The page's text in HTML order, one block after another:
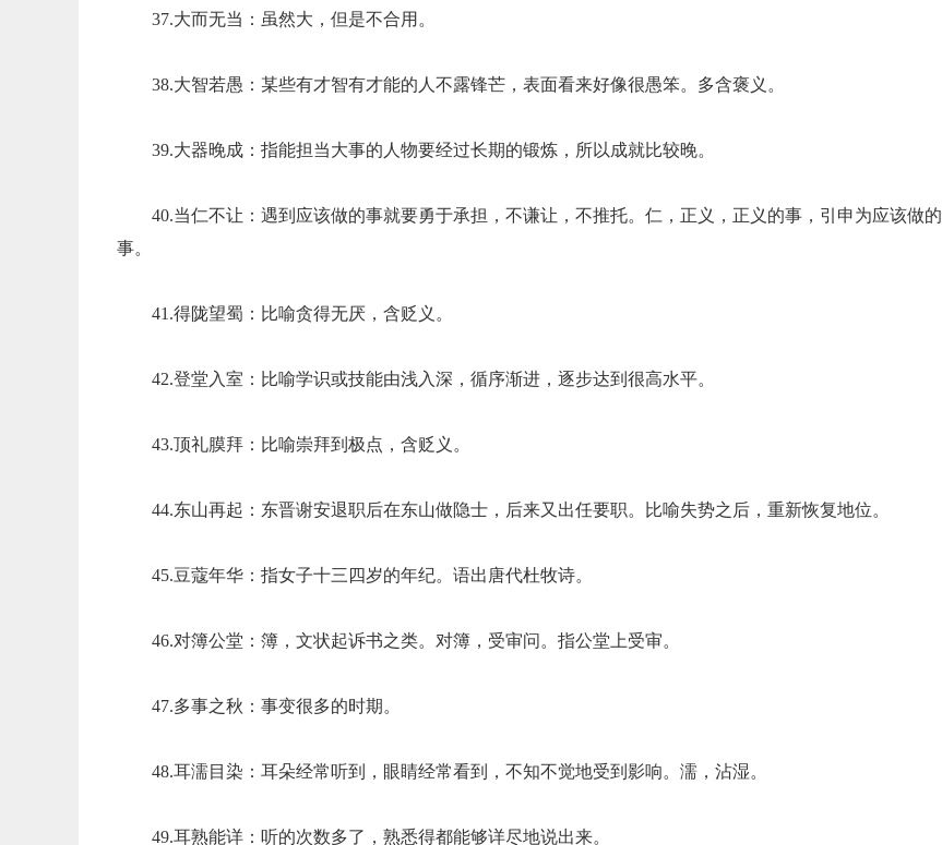
37.大而无当：虽然大，但是不合用。
38.大智若愚：某些有才智有才能的人不露锋芒，表面看来好像很愚笨。多含褒义。
39.大器晚成：指能担当大事的人物要经过长期的锻炼，所以成就比较晚。
40.当仁不让：遇到应该做的事就要勇于承担，不谦让，不推托。仁，正义，正义的事，引申为应该做的
事。
41.得陇望蜀：比喻贪得无厌，含贬义。
42.登堂入室：比喻学识或技能由浅入深，循序渐进，逐步达到很高水平。
43.顶礼膜拜：比喻崇拜到极点，含贬义。
44.东山再起：东晋谢安退职后在东山做隐士，后来又出任要职。比喻失势之后，重新恢复地位。
45.豆蔻年华：指女子十三四岁的年纪。语出唐代杜牧诗。
46.对簿公堂：簿，文状起诉书之类。对簿，受审问。指公堂上受审。
47.多事之秋：事变很多的时期。
48.耳濡目染：耳朵经常听到，眼睛经常看到，不知不觉地受到影响。濡，沾湿。
49.耳熟能详：听的次数多了，熟悉得都能够详尽地说出来。